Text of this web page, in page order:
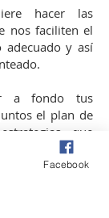
hacer las
nos faciliten el
y así
a fondo tus
el plan de
que
a seguir.
Facebook